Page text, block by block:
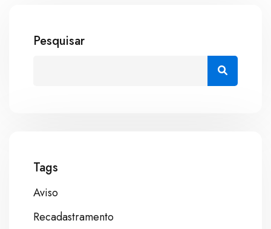
Pesquisar
Tags
Aviso
Recadastramento